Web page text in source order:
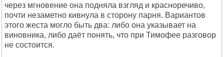
через мгновение она подняла взгляд и красноречиво,
почти незаметно кивнула в сторону парня. Вариантов
этого жеста могло быть два: либо она указывает на
виновника, либо даёт понять, что при Тимофее разговор
не состоится.